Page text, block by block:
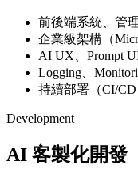
前後端系統、管
企業級架構（
AI UX、Prompt
Logging、
持續部署（CI/
Development
AI 客製化開發